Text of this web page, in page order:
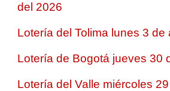
del 2026
Lotería del Tolima lunes 3 de
Lotería de Bogotá jueves 30
Lotería del Valle miércoles